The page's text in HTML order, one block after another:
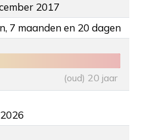
2017
7 maanden en 20 dagen
(oud) 20 jaar